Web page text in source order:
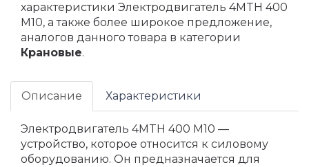
характеристики Электродвигатель 4MTH 400
M10, а также более широкое предложение,
аналогов данного товара в категории
Крановые.
Описание Характеристики
Электродвигатель 4MTH 400 M10 —
устройство, которое относится к силовому
оборудованию. Он предназначается для